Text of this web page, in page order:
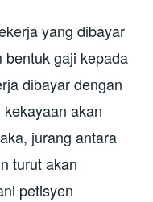
yang dibayar
bentuk gaji kepada
dibayar dengan
akan
jurang antara
turut akan
petisyen